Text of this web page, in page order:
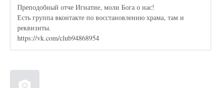
Преподобный отче Игнатие, моли Бога о нас!
Есть группа вконтакте по восстановлению храма, там и
реквизиты.
https://vk.com/club94868954